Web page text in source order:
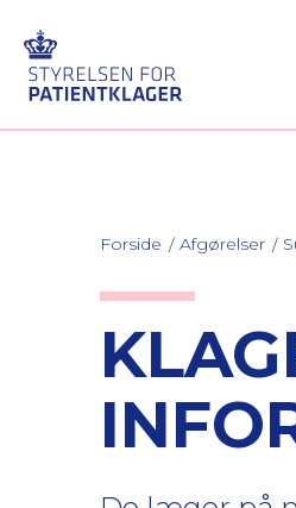
Forside Afgørelser